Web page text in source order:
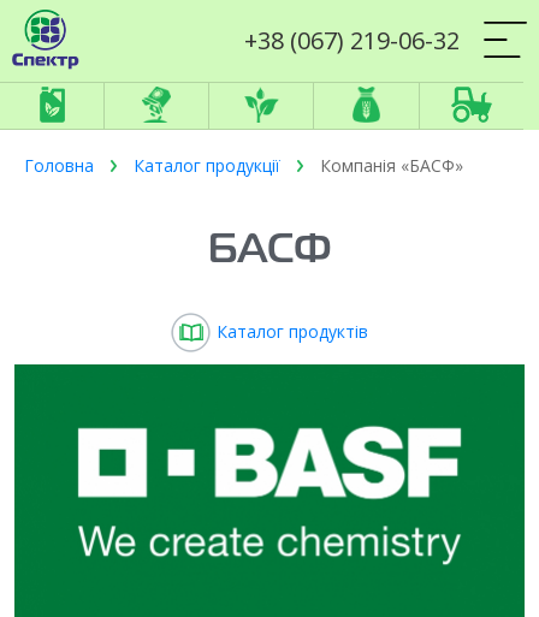
+38 (067) 219-06-32
Головна Каталог продукції Компанія «БАСФ»
БАСФ
Каталог продуктів